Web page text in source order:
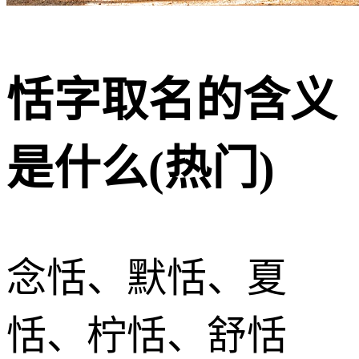
恬字取名的含义
是什么(热门)
念恬、默恬、夏
恬、柠恬、舒恬